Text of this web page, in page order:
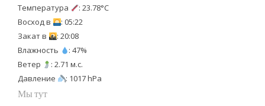
Температура
: 23.78°C
Восход в
: 05:22
Закат в
: 20:08
Влажность
: 47%
Ветер
: 2.71 м.с.
Давление
: 1017 hPa
Мы тут